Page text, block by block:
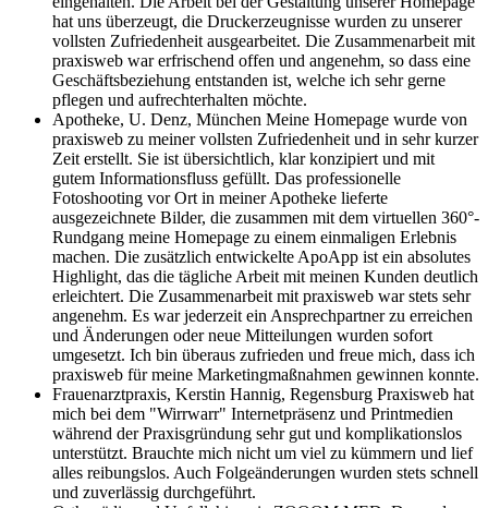
hat uns überzeugt, die Druckerzeugnisse wurden zu unserer
vollsten Zufriedenheit ausgearbeitet. Die Zusammenarbeit mit
praxisweb war erfrischend offen und angenehm, so dass eine
Geschäftsbeziehung entstanden ist, welche ich sehr gerne
pflegen und aufrechterhalten möchte.
Apotheke, U. Denz, München Meine Homepage wurde von
praxisweb zu meiner vollsten Zufriedenheit und in sehr kurzer
Zeit erstellt. Sie ist übersichtlich, klar konzipiert und mit
gutem Informationsfluss gefüllt. Das professionelle
Fotoshooting vor Ort in meiner Apotheke lieferte
ausgezeichnete Bilder, die zusammen mit dem virtuellen 360°-
Rundgang meine Homepage zu einem einmaligen Erlebnis
machen. Die zusätzlich entwickelte ApoApp ist ein absolutes
Highlight, das die tägliche Arbeit mit meinen Kunden deutlich
erleichtert. Die Zusammenarbeit mit praxisweb war stets sehr
angenehm. Es war jederzeit ein Ansprechpartner zu erreichen
und Änderungen oder neue Mitteilungen wurden sofort
umgesetzt. Ich bin überaus zufrieden und freue mich, dass ich
praxisweb für meine Marketingmaßnahmen gewinnen konnte.
Frauenarztpraxis, Kerstin Hannig, Regensburg Praxisweb hat
mich bei dem "Wirrwarr" Internetpräsenz und Printmedien
während der Praxisgründung sehr gut und komplikationslos
unterstützt. Brauchte mich nicht um viel zu kümmern und lief
alles reibungslos. Auch Folgeänderungen wurden stets schnell
und zuverlässig durchgeführt.